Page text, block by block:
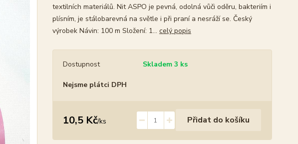
textilních materiálů. Nit ASPO je pevná, odolná vůči oděru, bakteriím i
plísním, je stálobarevná na světle i při praní a nesráží se. Český
výrobek Návin: 100 m Složení: 1... celý popis
Dostupnost Skladem 3 ks
Nejsme plátci DPH
10,5 Kč/ks Přidat do košíku